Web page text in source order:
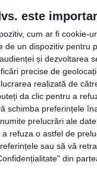
este
cum ar fi cookie-
un dispozitiv pentru
și dezvoltarea
precise de
realizată de
da clic pentru a
schimba preferințele
prelucrări ale
refuza o astfel de
sau să vă
din
blocheze,
poliester
sau